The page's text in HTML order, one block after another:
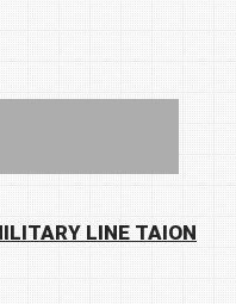
LINE TAION